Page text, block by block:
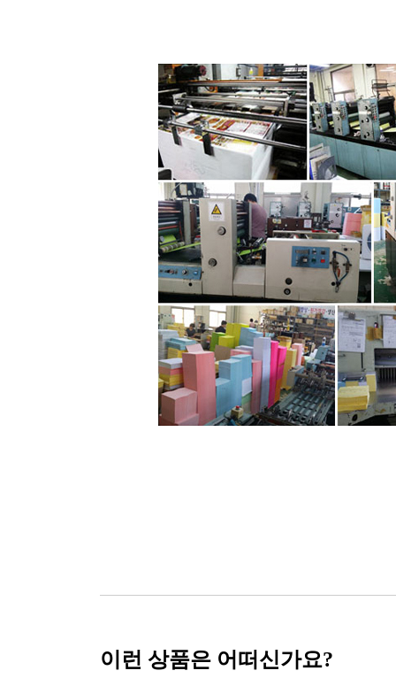
이런 상품은 어떠신가요?